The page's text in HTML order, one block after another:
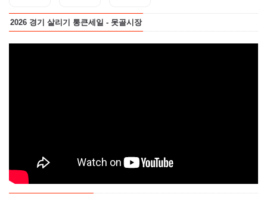
2026 경기 살리기 통큰세일 - 못골시장